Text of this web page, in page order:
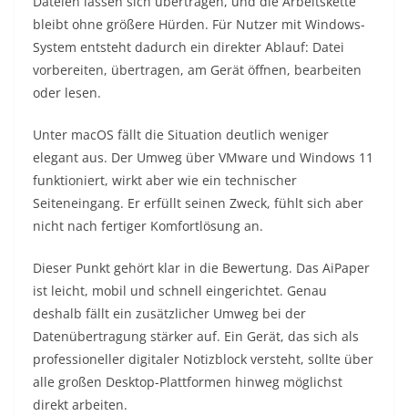
bleibt ohne größere Hürden. Für Nutzer mit Windows-
System entsteht dadurch ein direkter Ablauf: Datei
vorbereiten, übertragen, am Gerät öffnen, bearbeiten
oder lesen.
Unter macOS fällt die Situation deutlich weniger
elegant aus. Der Umweg über VMware und Windows 11
funktioniert, wirkt aber wie ein technischer
Seiteneingang. Er erfüllt seinen Zweck, fühlt sich aber
nicht nach fertiger Komfortlösung an.
Dieser Punkt gehört klar in die Bewertung. Das AiPaper
ist leicht, mobil und schnell eingerichtet. Genau
deshalb fällt ein zusätzlicher Umweg bei der
Datenübertragung stärker auf. Ein Gerät, das sich als
professioneller digitaler Notizblock versteht, sollte über
alle großen Desktop-Plattformen hinweg möglichst
direkt arbeiten.